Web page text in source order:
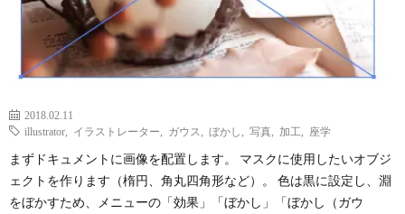
2018.02.11
illustrator
イラストレーター ガウス ぼかし 写真 加工 座学
まずドキュメントに画像を配置します。 マスクに使用したいオブジ
ェクトを作ります（楕円、角丸四角形など）。 色は黒に設定し、淵
をぼかすため、メニューの「効果」「ぼかし」「ぼかし（ガウ